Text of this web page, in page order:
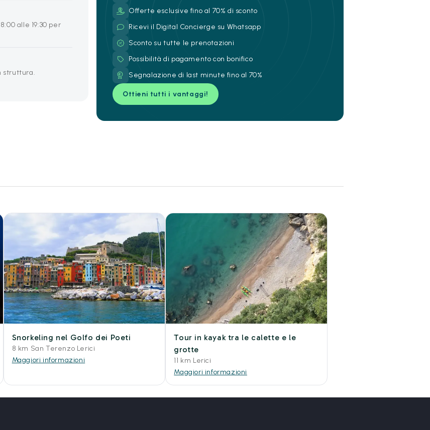
alle 19:30 per
struttura.
Offerte esclusive fino al 70% di sconto
Ricevi il Digital Concierge su Whatsapp
Sconto su tutte le prenotazioni
Possibilità di pagamento con bonifico
Segnalazione di last minute fino al 70%
Ottieni tutti i vantaggi!
Snorkeling nel Golfo dei Poeti
8 km San Terenzo Lerici
Maggiori informazioni
Tour in kayak tra le calette e le
grotte
11 km Lerici
Maggiori informazioni